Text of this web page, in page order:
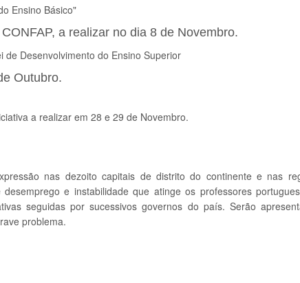
Ensino Básico"
a realizar no dia 8 de Novembro.
Desenvolvimento do Ensino Superior
Outubro.
a realizar em 28 e 29 de Novembro.
nas dezoito capitais de distrito do continente e nas
e instabilidade que atinge os professores
seguidas por sucessivos governos do país. Serão
problema.